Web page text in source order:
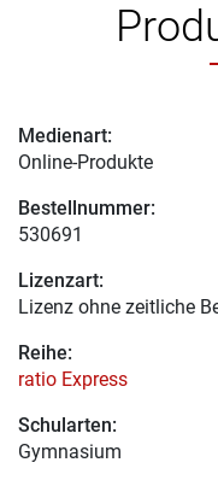
Medienart:
Online-Produkte
Bestellnummer:
530691
Lizenzart:
Lizenz ohne zeitliche
Reihe:
ratio Express
Schularten:
Gymnasium